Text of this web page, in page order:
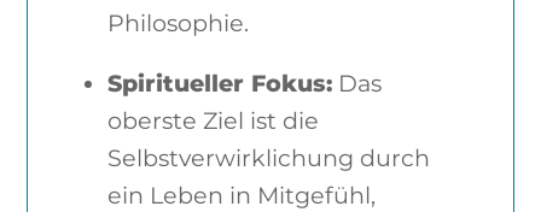
Philosophie.
Spiritueller Fokus: Das
oberste Ziel ist die
Selbstverwirklichung durch
ein Leben in Mitgefühl,